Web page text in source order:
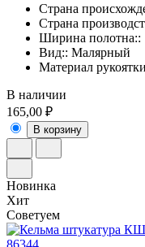
Страна
Страна
Ширина полотна::
Вид:: Малярный
Материал
В наличии
165,00 ₽
В корзину
Новинка
Хит
Советуем